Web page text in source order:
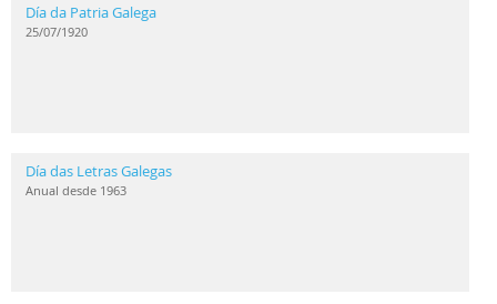
Día da Patria Galega
25/07/1920
Día das Letras Galegas
Anual desde 1963